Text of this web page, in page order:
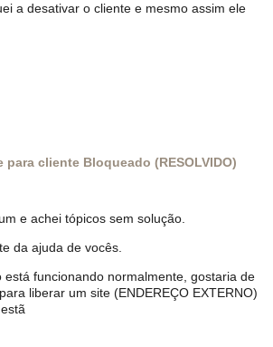
a desativar o cliente e mesmo assim ele
para cliente Bloqueado (RESOLVIDO)
e achei tópicos sem solução.
da ajuda de vocês.
está funcionando normalmente, gostaria de
liberar um site (ENDEREÇO EXTERNO)